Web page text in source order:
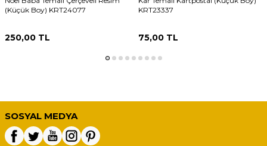
(Küçük Boy) KRT24077
250,00 TL
KRT23337
75,00TL
SOSYAL MEDYA